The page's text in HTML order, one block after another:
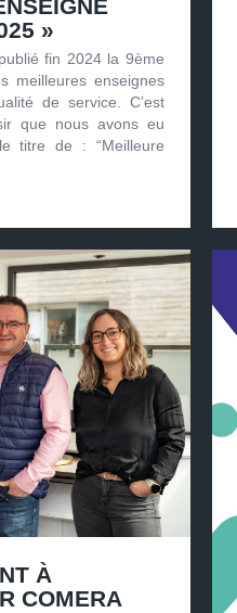
»
fin 2024 la 9ème
meilleures enseignes
de service. C’est
que nous avons eu
titre de : “Meilleure
À
COMERA